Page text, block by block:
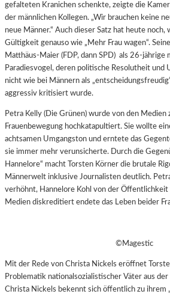
gefalteten Kranichen schenkte, zeigte die
der männlichen Kollegen. „Wir brauchen keine
neue Männer.“ Auch dieser Satz hat heute
Gültigkeit genauso wie „Mehr Frau wagen“.
Matthäus-Maier (FDP, dann SPD) als 26-jährige
Paradiesvogel, deren politische Resolutheit und
nicht wie bei Männern als
aggressiv kritisiert wurde.
Petra Kelly (Die Grünen) wurde von den
Frauenbewegung hochkatapultiert. Sie wollte
achtsamen Umgangston und erntete das
sie immer mehr verunsicherte. Durch die
Hannelore“ macht Torsten Körner die brutale
Männerwelt inklusive Journalisten deutlich.
verhöhnt, Hannelore Kohl von der
Medien diskreditiert endete das Leben beider
©Magestic
Mit der Rede von Christa Nickels eröffnet
Problematik nationalsozialistischer Väter aus
Christa Nickels bekennt sich öffentlich zu ihrem